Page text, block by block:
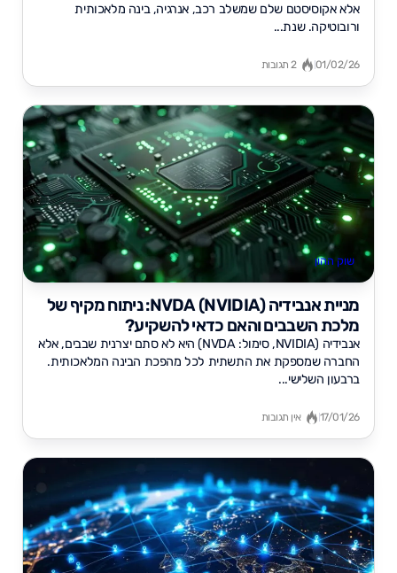
אלא אקוסיסטם שלם שמשלב רכב, אנרגיה, בינה מלאכותית
ורובוטיקה. שנת...
01/02/26 2 תגובות
שוק ההון
מניית אנבידיה (NVIDIA) NVDA: ניתוח מקיף של
מלכת השבבים והאם כדאי להשקיע?
אנבידיה (NVIDIA, סימול: NVDA) היא לא סתם יצרנית שבבים, אלא
החברה שמספקת את התשתית לכל מהפכת הבינה המלאכותית.
ברבעון השלישי...
17/01/26 אין תגובות